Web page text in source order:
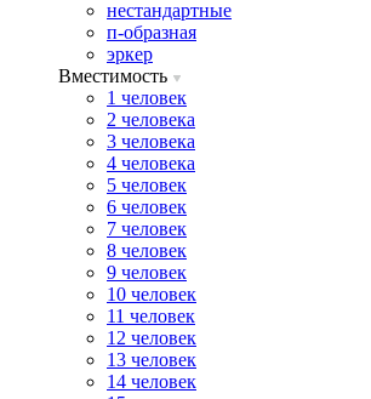
нестандартные
п-образная
эркер
Вместимость
1 человек
2 человека
3 человека
4 человека
5 человек
6 человек
7 человек
8 человек
9 человек
10 человек
11 человек
12 человек
13 человек
14 человек